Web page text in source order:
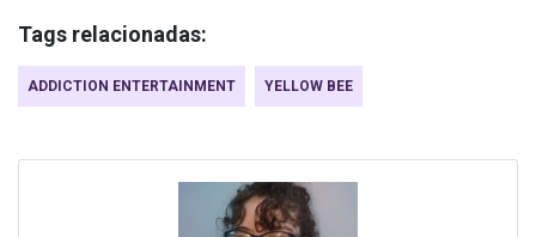
Tags relacionadas:
ADDICTION ENTERTAINMENT YELLOW BEE